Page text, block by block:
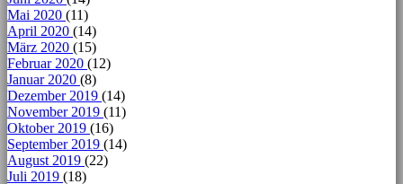
Mai 2020 (11)
April 2020 (14)
März 2020 (15)
Februar 2020 (12)
Januar 2020 (8)
Dezember 2019 (14)
November 2019 (11)
Oktober 2019 (16)
September 2019 (14)
August 2019 (22)
Juli 2019 (18)